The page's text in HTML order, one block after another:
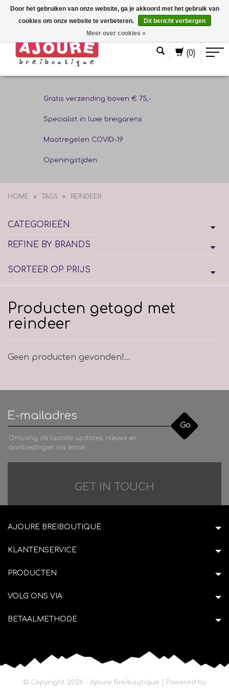
(0)
Gratis verzending boven € 75,-
Specialist in luxe breigarens
Maatregelen COVID-19
Openingstijden
HOME TAGS REINDEER
CATEGORIEËN
REFINE BY BRANDS
SORTEER OP PRIJS
Producten getagd met
reindeer
Geen producten gevonden!...
Go
Ontvang de laatste updates, nieuws en
aanbiedingen via email
GET IN TOUCH
AJOURE BREIBOUTIQUE
KLANTENSERVICE
PRODUCTEN
VOLG ONS VIA
BETAALMETHODE
© Copyright 2026 - Ajoure Breiboutique | Powered by
Door het gebruiken van onze website, ga je akkoord met het gebruik van
cookies om onze website te verbeteren.
Dit bericht verbergen
Meer over cookies »